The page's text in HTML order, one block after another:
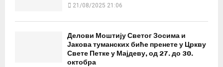
21/08/2025 21:06
Делови Моштију Светог Зосима и
Јакова туманских биће пренете у Цркву
Свете Петке у Мајдеву, од 27. до 30.
октобра